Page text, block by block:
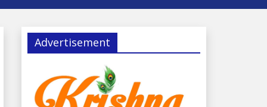
Advertisement